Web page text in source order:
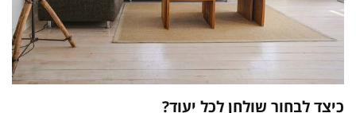
כיצד לבחור שולחן לכל יעוד?